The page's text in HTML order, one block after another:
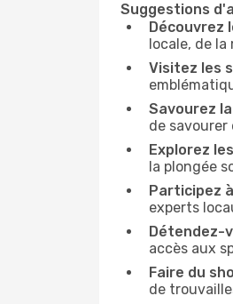
Suggestions
Découvrez
locale, de
Visitez les
Savourez
de
Explorez
la plongée
Participez
experts
Détendez-
accès aux
Faire du
de